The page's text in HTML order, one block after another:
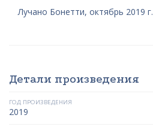
Лучано Бонетти, октябрь 2019 г.
Детали произведения
ГОД ПРОИЗВЕДЕНИЯ
2019